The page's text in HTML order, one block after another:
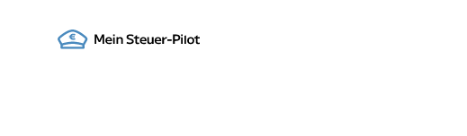
Go to landing page.